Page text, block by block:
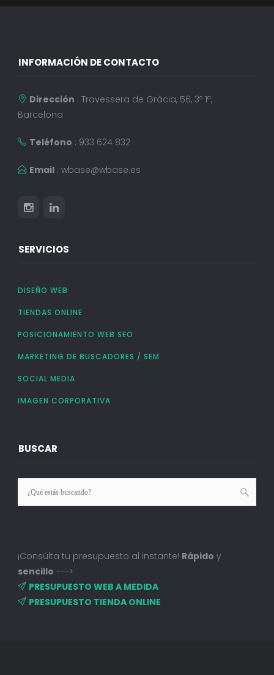
INFORMACIÓN DE CONTACTO
Dirección : Travessera de Gràcia, 56, 3º 1ª,
Barcelona
Teléfono : 933 624 832
Email: wbase@wbase.es
SERVICIOS
DISEÑO WEB
TIENDAS ONLINE
POSICIONAMIENTO WEB SEO
MARKETING DE BUSCADORES / SEM
SOCIAL MEDIA
IMAGEN CORPORATIVA
BUSCAR
¡Consúlta tu presupuesto al instante! Rápido y
sencillo --->
PRESUPUESTO WEB A MEDIDA
PRESUPUESTO TIENDA ONLINE